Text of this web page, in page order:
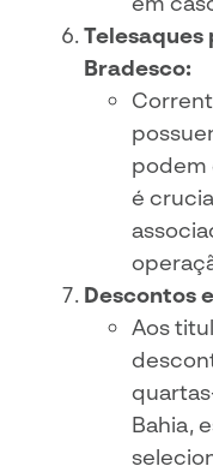
Bradesco:
podem
é
Descontos
Aos
Bahia,